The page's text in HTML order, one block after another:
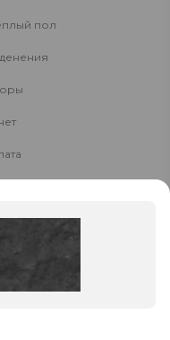
пол
40